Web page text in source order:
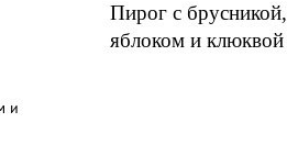
Пирог с брусникой,
яблоком и клюквой